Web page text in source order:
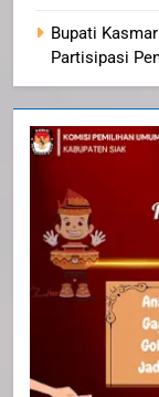
Bupati
Partisipasi